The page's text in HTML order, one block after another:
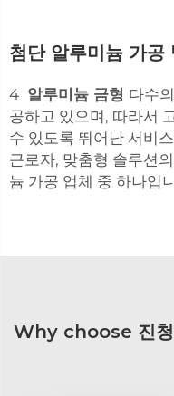
첨단 알루미늄 가공
4 알루미늄 금형 다수
공하고 있으며, 따라서
수 있도록 뛰어난 서비
근로자, 맞춤형 솔루션
늄 가공 업체 중 하나입
Why choose 진청